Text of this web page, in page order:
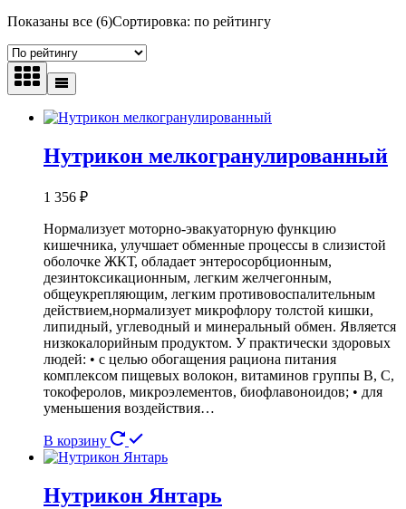
Показаны все (6)Сортировка: по рейтингу
Нутрикон мелкогранулированный
1 356 ₽
Нормализует моторно-­эвакуаторную функцию
кишечника, улучшает обменные процессы в слизистой
оболочке ЖКТ, обладает энтеросорбционным,
дезинтоксикационным, легким желчегонным,
общеукрепляющим, легким противовоспалительным
действием,нормализует микрофлору толстой кишки,
липидный, углеводный и минеральный обмен. Является
низкокалорийным продуктом. У практически здоровых
людей: • с целью обогащения рациона питания
комплексом пищевых волокон, витаминов группы В, С,
токоферолов, микроэлементов, биофлавоноидов; • для
уменьшения воздействия…
В корзину
Нутрикон Янтарь